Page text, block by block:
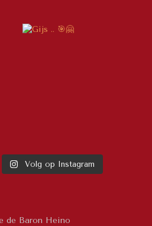
Volg op Instagram
de Baron Heino